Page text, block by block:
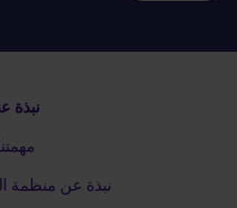
نبذة
نبذة عن منظمة